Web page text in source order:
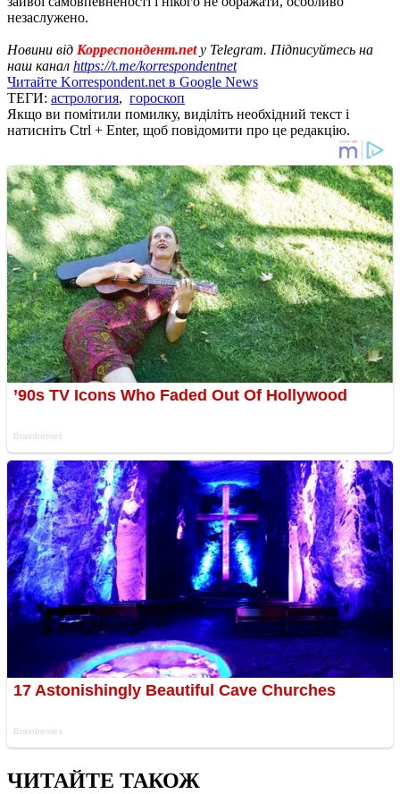
незаслужено.
Новини від Корреспондент.netу Telegram. Підписуйтесь на
наш канал https://t.me/korrespondentnet
Читайте Korrespondent.net в Google News
ТЕГИ: астрология, гороскоп
Якщо ви помітили помилку, виділіть необхідний текст і
натисніть Ctrl + Enter, щоб повідомити про це редакцію.
ЧИТАЙТЕ ТАКОЖ